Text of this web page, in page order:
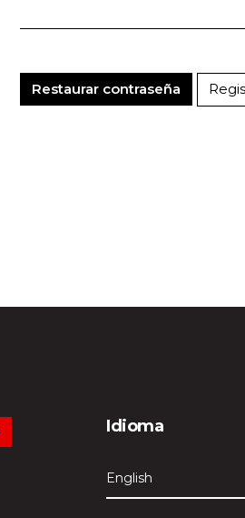
Restaurar contraseña
Idioma
English